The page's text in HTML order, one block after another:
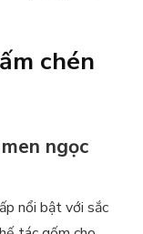
chén
ngọc
nổi bật với sắc